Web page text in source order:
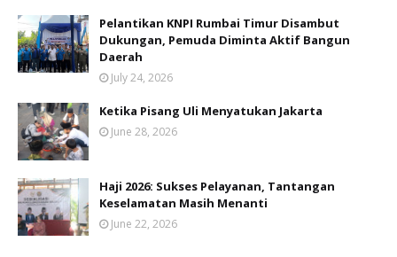
Pelantikan KNPI Rumbai Timur Disambut
Dukungan, Pemuda Diminta Aktif Bangun
Daerah
July 24, 2026
Ketika Pisang Uli Menyatukan Jakarta
June 28, 2026
Haji 2026: Sukses Pelayanan, Tantangan
Keselamatan Masih Menanti
June 22, 2026